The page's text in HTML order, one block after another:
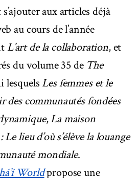
aux articles déjà
au cours de l’année
L’art de la collaboration, et
du volume 35 de The
lesquels Les femmes et le
des communautés fondées
,La maison
Le lieu d’où s’élève la louange
mondiale.
Worldpropose une